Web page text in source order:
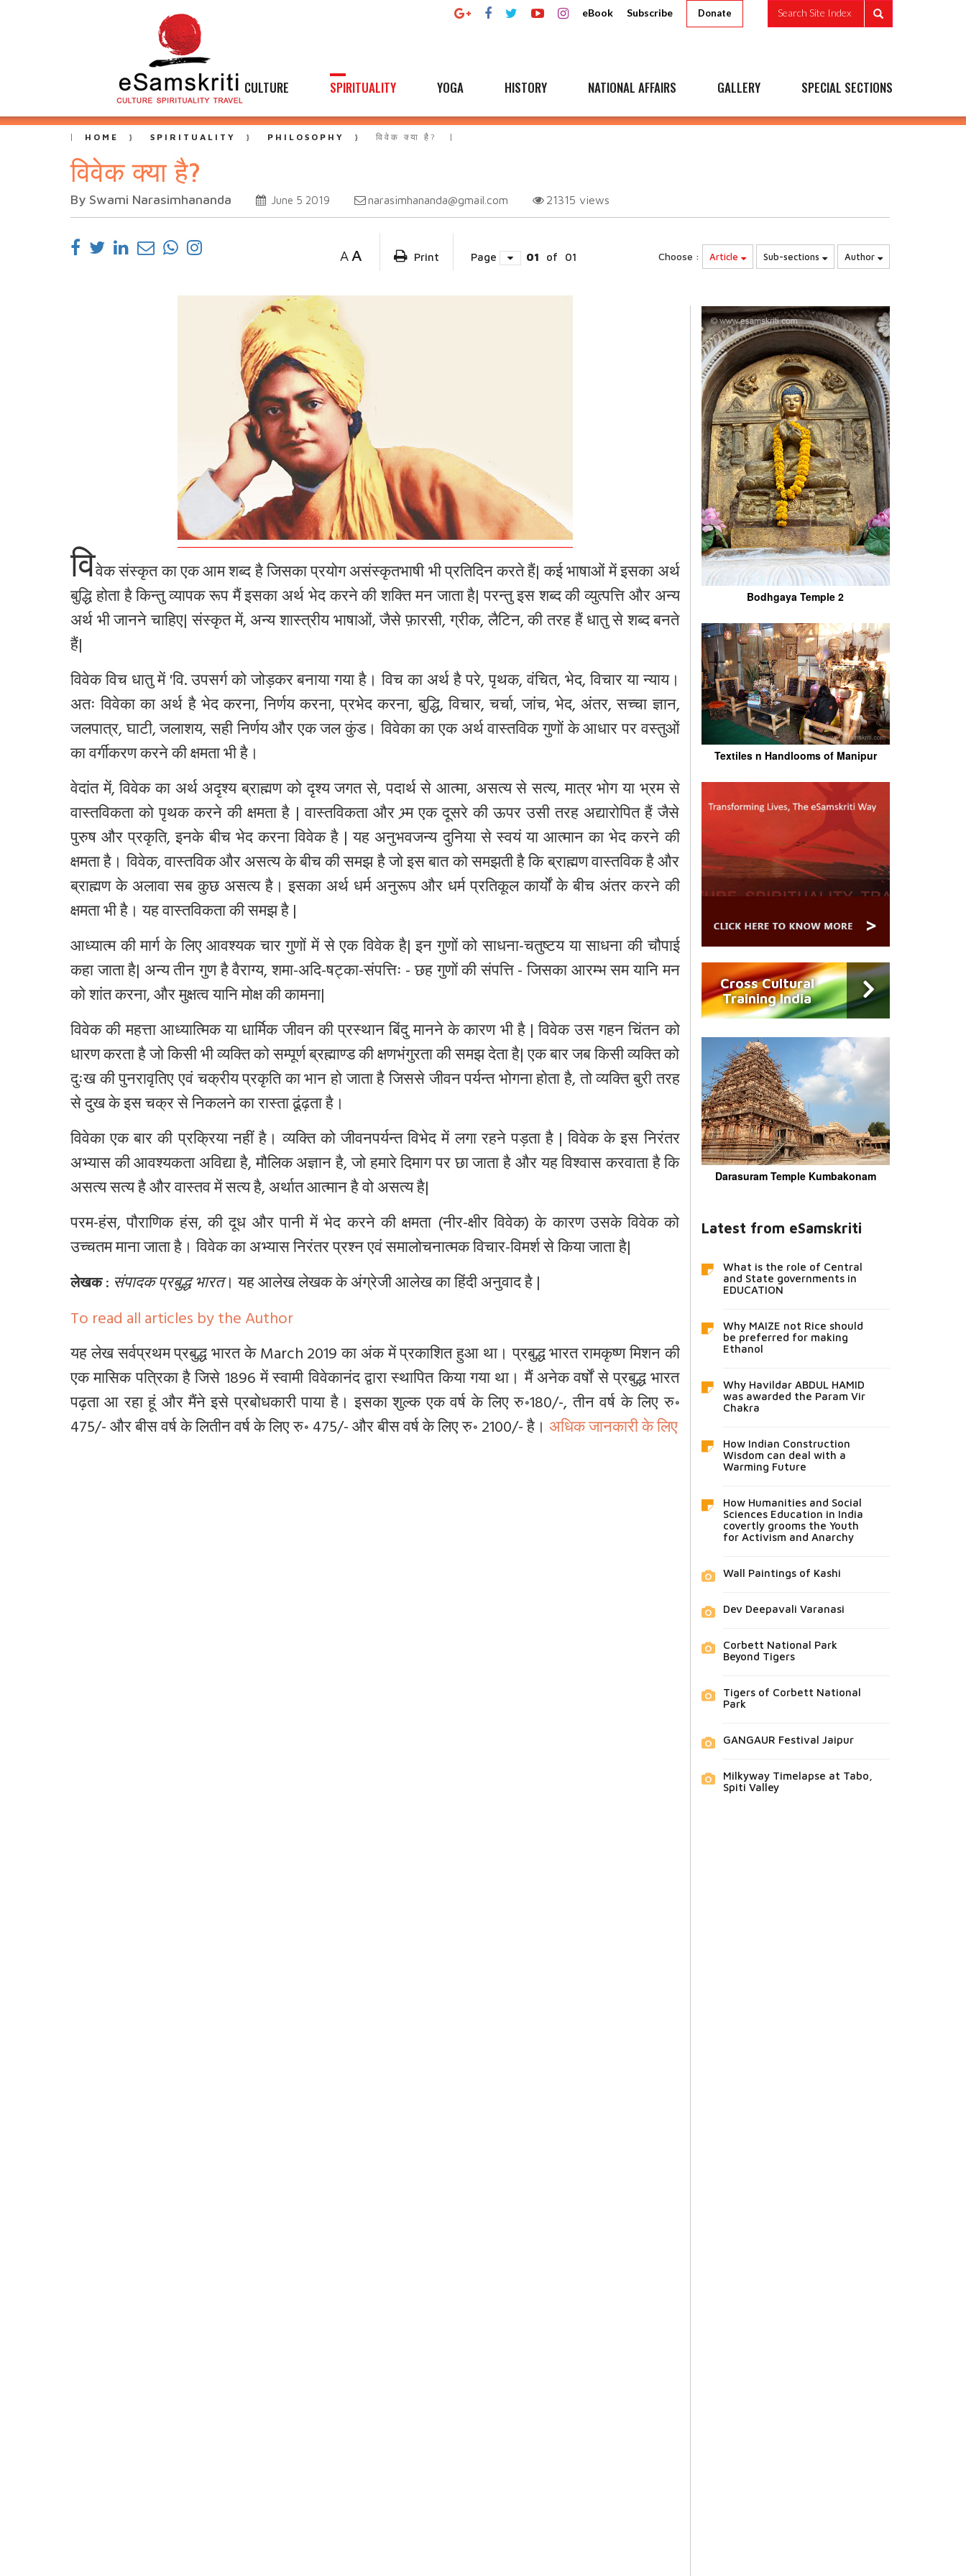
eBook Subscribe Donate Search Site Index
CULTURE SPIRITUALITY YOGA HISTORY NATIONAL AFFAIRS GALLERY SPECIAL SECTIONS
HOME SPIRITUALITY PHILOSOPHY विवेक क्या है?
विवेक क्या है?
By Swami Narasimhananda June 5 2019 narasimhananda@gmail.com 21315 views
A A Print Page 01 of 01 Choose : Article Sub-sections Author
विवेक संस्कृत का एक आम शब्द है जिसका प्रयोग असंस्कृतभाषी भी प्रतिदिन करते हैं| कई भाषाओं में इसका अर्थ
बुद्धि होता है किन्तु व्यापक रूप मैं इसका अर्थ भेद करने की शक्ति मन जाता है| परन्तु इस शब्द की व्युत्पत्ति और अन्य
अर्थ भी जानने चाहिए| संस्कृत में, अन्य शास्त्रीय भाषाओं, जैसे फ़ारसी, ग्रीक, लैटिन, की तरह हैं धातु से शब्द बनते
हैं|
विवेक विच धातु में 'वि. उपसर्ग को जोड़कर बनाया गया है। विच का अर्थ है परे, पृथक, वंचित, भेद, विचार या न्याय।
अतः विवेका का अर्थ है भेद करना, निर्णय करना, प्रभेद करना, बुद्धि, विचार, चर्चा, जांच, भेद, अंतर, सच्चा ज्ञान,
जलपात्र, घाटी, जलाशय, सही निर्णय और एक जल कुंड। विवेका का एक अर्थ वास्तविक गुणों के आधार पर वस्तुओं
का वर्गीकरण करने की क्षमता भी है।
वेदांत में, विवेक का अर्थ अदृश्य ब्राह्मण को दृश्य जगत से, पदार्थ से आत्मा, असत्य से सत्य, मात्र भोग या भ्रम से
वास्तविकता को पृथक करने की क्षमता है | वास्तविकता और भ्र्म एक दूसरे की ऊपर उसी तरह अद्यारोपित हैं जैसे
पुरुष और प्रकृति, इनके बीच भेद करना विवेक है | यह अनुभवजन्य दुनिया से स्वयं या आत्मान का भेद करने की
क्षमता है। विवेक, वास्तविक और असत्य के बीच की समझ है जो इस बात को समझती है कि ब्राह्मण वास्तविक है और
ब्राह्मण के अलावा सब कुछ असत्य है। इसका अर्थ धर्म अनुरूप और धर्म प्रतिकूल कार्यों के बीच अंतर करने की
क्षमता भी है। यह वास्तविकता की समझ है |
आध्यात्म की मार्ग के लिए आवश्यक चार गुणों में से एक विवेक है| इन गुणों को साधना-चतुष्टय या साधना की चौपाई
कहा जाता है| अन्य तीन गुण है वैराग्य, शमा-अदि-षट्का-संपत्तिः - छह गुणों की संपत्ति - जिसका आरम्भ सम यानि मन
को शांत करना, और मुक्षत्व यानि मोक्ष की कामना|
विवेक की महत्ता आध्यात्मिक या धार्मिक जीवन की प्रस्थान बिंदु मानने के कारण भी है | विवेक उस गहन चिंतन को
धारण करता है जो किसी भी व्यक्ति को सम्पूर्ण ब्रह्माण्ड की क्षणभंगुरता की समझ देता है| एक बार जब किसी व्यक्ति को
दुःख की पुनरावृतिए एवं चक्रीय प्रकृति का भान हो जाता है जिससे जीवन पर्यन्त भोगना होता है, तो व्यक्ति बुरी तरह
से दुख के इस चक्र से निकलने का रास्ता ढूंढ़ता है।
विवेका एक बार की प्रक्रिया नहीं है। व्यक्ति को जीवनपर्यन्त विभेद में लगा रहने पड़ता है | विवेक के इस निरंतर
अभ्यास की आवश्यकता अविद्या है, मौलिक अज्ञान है, जो हमारे दिमाग पर छा जाता है और यह विश्वास करवाता है कि
असत्य सत्य है और वास्तव में सत्य है, अर्थात आत्मान है वो असत्य है|
परम-हंस, पौराणिक हंस, की दूध और पानी में भेद करने की क्षमता (नीर-क्षीर विवेक) के कारण उसके विवेक को
उच्चतम माना जाता है। विवेक का अभ्यास निरंतर प्रश्न एवं समालोचनात्मक विचार-विमर्श से किया जाता है|
लेखक: संपादक प्रबुद्ध भारत। यह आलेख लेखक के अंग्रेजी आलेख का हिंदी अनुवाद है |
To read all articles by the Author
यह लेख सर्वप्रथम प्रबुद्ध भारत के March 2019 का अंक में प्रकाशित हुआ था। प्रबुद्ध भारत रामकृष्ण मिशन की
एक मासिक पत्रिका है जिसे 1896 में स्वामी विवेकानंद द्वारा स्थापित किया गया था। मैं अनेक वर्षों से प्रबुद्ध भारत
पढ़ता आ रहा हूं और मैंने इसे प्रबोधकारी पाया है। इसका शुल्क एक वर्ष के लिए रु॰180/-, तीन वर्ष के लिए रु॰
475/- और बीस वर्ष के लितीन वर्ष के लिए रु॰ 475/- और बीस वर्ष के लिए रु॰ 2100/- है। अधिक जानकारी के लिए
Bodhgaya Temple 2
Textiles n Handlooms of Manipur
Cross Cultural
Training India
Darasuram Temple Kumbakonam
Latest from eSamskriti
What is the role of Central
and State governments in
EDUCATION
Why MAIZE not Rice should
be preferred for making
Ethanol
Why Havildar ABDUL HAMID
was awarded the Param Vir
Chakra
How Indian Construction
Wisdom can deal with a
Warming Future
How Humanities and Social
Sciences Education in India
covertly grooms the Youth
for Activism and Anarchy
Wall Paintings of Kashi
Dev Deepavali Varanasi
Corbett National Park
Beyond Tigers
Tigers of Corbett National
Park
GANGAUR Festival Jaipur
Milkyway Timelapse at Tabo,
Spiti Valley